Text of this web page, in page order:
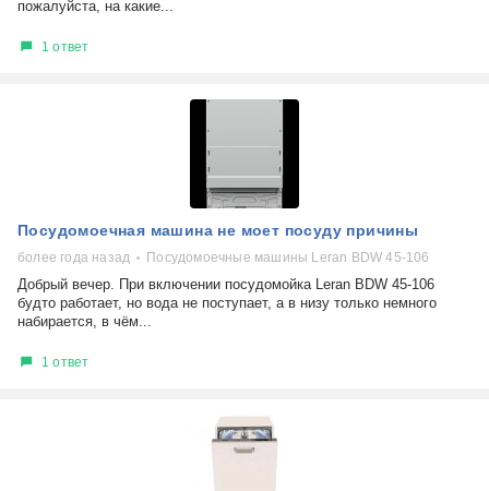
пожалуйста, на какие...
1 ответ
Посудомоечная машина не моет посуду причины
более года назад Посудомоечные машины Leran BDW 45-106
Добрый вечер. При включении посудомойка Leran BDW 45-106
будто работает, но вода не поступает, а в низу только немного
набирается, в чём...
1 ответ